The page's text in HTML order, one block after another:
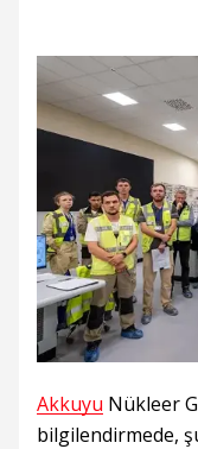
Akkuyu Nükleer
bilgilendirmede,